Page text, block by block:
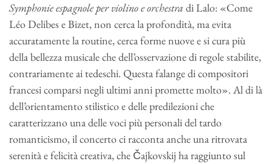
Symphonie espagnole per violino e orchestra di Lalo: «Come
Léo Delibes e Bizet, non cerca la profondità, ma evita
accuratamente la routine, cerca forme nuove e si cura più
della bellezza musicale che dell’osservazione di regole stabilite,
contrariamente ai tedeschi. Questa falange di compositori
francesi comparsi negli ultimi anni promette molto». Al di là
dell’orientamento stilistico e delle predilezioni che
caratterizzano una delle voci più personali del tardo
romanticismo, il concerto ci racconta anche una ritrovata
serenità e felicità creativa, che Čajkovskij ha raggiunto sul